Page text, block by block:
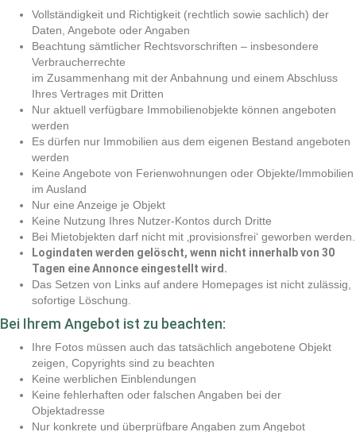
Vollständigkeit und Richtigkeit (rechtlich sowie sachlich) der
Daten, Angebote oder Angaben
Beachtung sämtlicher Rechtsvorschriften – insbesondere
Verbraucherrechte
im Zusammenhang mit der Anbahnung und einem Abschluss
Ihres Vertrages mit Dritten
Nur aktuell verfügbare Immobilienobjekte können angeboten
werden
Es dürfen nur Immobilien aus dem eigenen Bestand angeboten
werden
Keine Angebote von Ferienwohnungen oder Objekte/Immobilien
im Ausland
Nur eine Anzeige je Objekt
Keine Nutzung Ihres Nutzer-Kontos durch Dritte
Bei Mietobjekten darf nicht mit ‚provisionsfrei‘ geworben werden.
Logindaten werden gelöscht, wenn nicht innerhalb von 30
Tagen eine Annonce eingestellt wird.
Das Setzen von Links auf andere Homepages ist nicht zulässig,
sofortige Löschung.
Bei Ihrem Angebot ist zu beachten:
Ihre Fotos müssen auch das tatsächlich angebotene Objekt
zeigen, Copyrights sind zu beachten
Keine werblichen Einblendungen
Keine fehlerhaften oder falschen Angaben bei der
Objektadresse
Nur konkrete und überprüfbare Angaben zum Angebot